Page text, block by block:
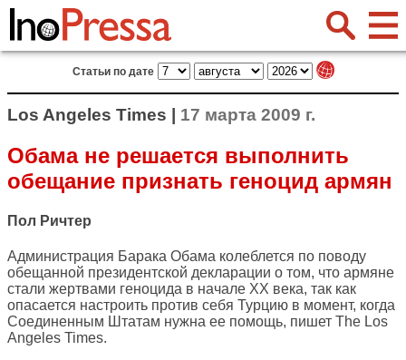
Статьи по дате
Los Angeles Times | 17 марта 2009 г.
Обама не решается выполнить
обещание признать геноцид армян
Пол Ричтер
Администрация Барака Обама колеблется по поводу
обещанной президентской декларации о том, что армяне
стали жертвами геноцида в начале XX века, так как
опасается настроить против себя Турцию в момент, когда
Соединенным Штатам нужна ее помощь, пишет The Los
Angeles Times.